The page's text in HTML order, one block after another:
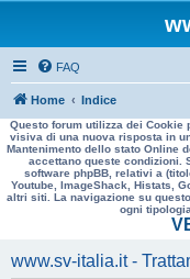
FAQ
Home Indice
Questo forum utilizza dei
visiva di una nuova risposta in
Mantenimento dello stato Online
accettano queste condizioni.
software phpBB, relativi a
Youtube, ImageShack, Histats,
altri siti. La navigazione su
ogni
www.sv-italia.it -